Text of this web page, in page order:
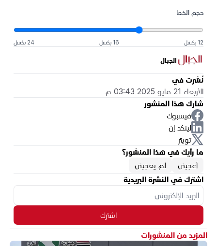
حجم الخط
12 بكسل 16 بكسل 24 بكسل
الجبال
نُشرت في
الأربعاء 21 مايو 2025 03:43 م
شارك هذا المنشور
فيسبوك
لينكد إن
تويتر
ما رأيك في هذا المنشور؟
أعجبني
لم يعجبني
اشترك في النشرة البريدية
اشترك
المزيد من المنشورات